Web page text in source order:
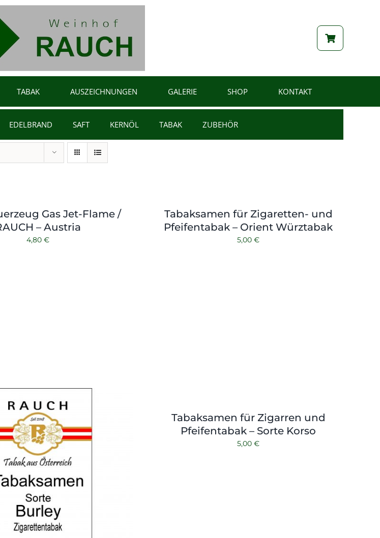
TABAK AUSZEICHNUNGEN GALERIE SHOP KONTAKT
EDELBRAND SAFT KERNÖL TABAK ZUBEHÖR
Gas Jet-Flame /
– Austria
4,80€
Tabaksamen für Zigaretten- und
Pfeifentabak – Orient Würztabak
5,00€
Tabaksamen für Zigarren und
Pfeifentabak – Sorte Korso
5,00€